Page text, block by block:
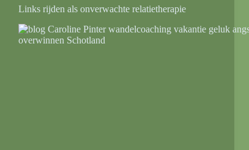
Links rijden als onverwachte relatietherapie